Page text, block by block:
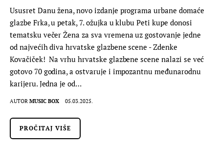
Ususret Danu žena, novo izdanje programa urbane domaće
glazbe Frka, u petak, 7. ožujka u klubu Peti kupe donosi
tematsku večer Žena za sva vremena uz gostovanje jedne
od najvećih diva hrvatske glazbene scene - Zdenke
Kovačiček! Na vrhu hrvatske glazbene scene nalazi se već
gotovo 70 godina, a ostvaruje i impozantnu međunarodnu
karijeru. Jedna je od…
AUTOR MUSIC BOX 05.03.2025.
PROČITAJ VIŠE